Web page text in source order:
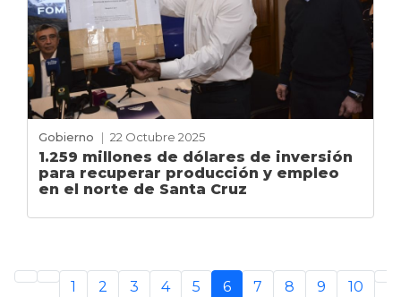
Gobierno | 22 Octubre 2025
1.259 millones de dólares de inversión
para recuperar producción y empleo
en el norte de Santa Cruz
1 2 3 4 5 6 7 8 9 10